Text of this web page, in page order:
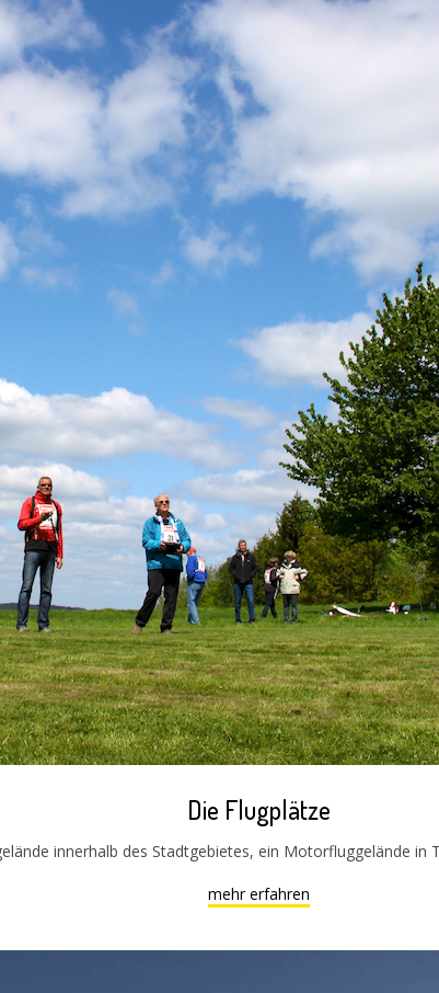
Die Flugplätze
innerhalb des Stadtgebietes, ein Motorfluggelände in
mehr erfahren